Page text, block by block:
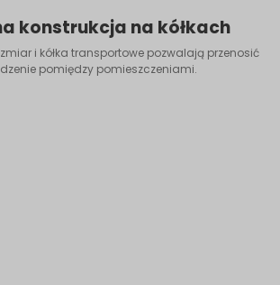
konstrukcja na kółkach
i kółka transportowe pozwalają przenosić
pomiędzy pomieszczeniami.